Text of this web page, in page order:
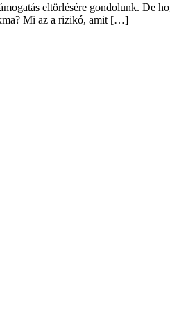
eltörlésére gondolunk. De
Mi az a rizikó, amit […]